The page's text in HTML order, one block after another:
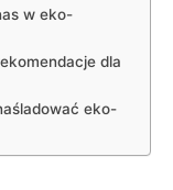
w eko-
dla
eko-